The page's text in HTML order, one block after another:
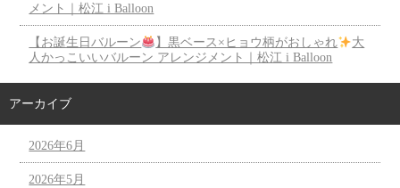
メント｜松江 i Balloon
【お誕生日バルーン 】黒ベース×ヒョウ柄がおしゃれ
大
人かっこいいバルーン アレンジメント｜松江 i Balloon
アーカイブ
2026年6月
2026年5月